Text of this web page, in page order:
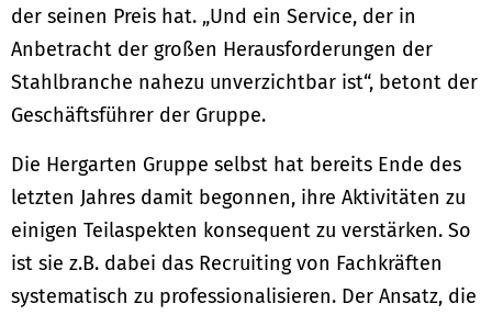
der seinen Preis hat. „Und ein Service, der in
Anbetracht der großen Herausforderungen der
Stahlbranche nahezu unverzichtbar ist“, betont der
Geschäftsführer der Gruppe.
Die Hergarten Gruppe selbst hat bereits Ende des
letzten Jahres damit begonnen, ihre Aktivitäten zu
einigen Teilaspekten konsequent zu verstärken. So
ist sie z.B. dabei das Recruiting von Fachkräften
systematisch zu professionalisieren. Der Ansatz, die